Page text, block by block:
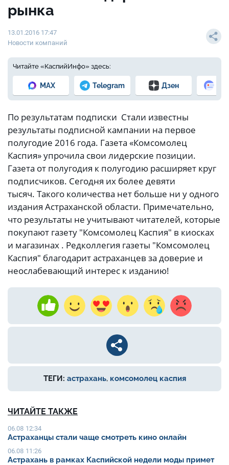
рынка
13.01.2016 17:47
Новости компаний
Читайте «КаспийИнфо» здесь:
MAX Telegram Дзен
По результатам подписки Стали известны
результаты подписной кампании на первое
полугодие 2016 года. Газета «Комсомолец
Каспия» упрочила свои лидерские позиции.
Газета от полугодия к полугодию расширяет круг
подписчиков. Сегодня их более девяти
тысяч. Такого количества нет больше ни у одного
издания Астраханской области. Примечательно,
что результаты не учитывают читателей, которые
покупают газету "Комсомолец Каспия" в киосках
и магазинах . Редколлегия газеты "Комсомолец
Каспия" благодарит астраханцев за доверие и
неослабевающий интерес к изданию!
ТЕГИ: астрахань, комсомолец каспия
ЧИТАЙТЕ ТАКЖЕ
06.08 12:34
Астраханцы стали чаще смотреть кино онлайн
06.08 11:26
Астрахань в рамках Каспийской недели моды примет